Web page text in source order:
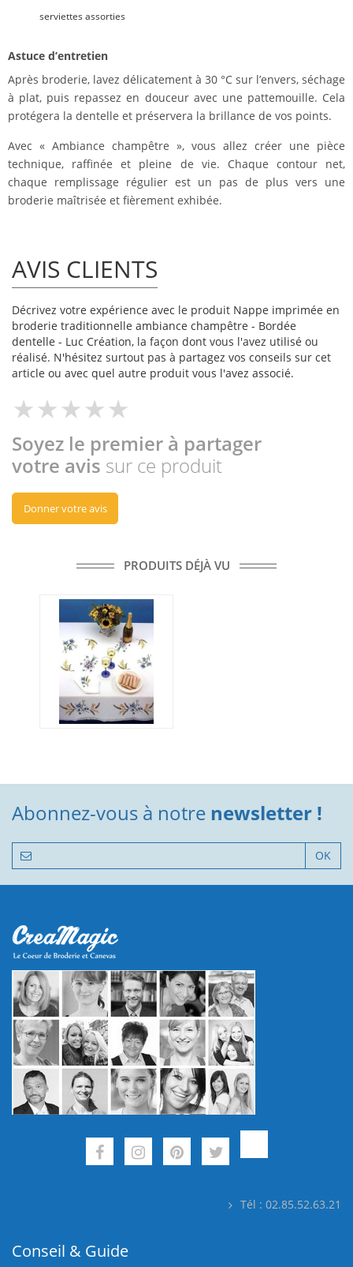
serviettes assorties
Astuce d’entretien
Après broderie, lavez délicatement à 30 °C sur l’envers, séchage
à plat, puis repassez en douceur avec une pattemouille. Cela
protégera la dentelle et préservera la brillance de vos points.
Avec « Ambiance champêtre », vous allez créer une pièce
technique, raffinée et pleine de vie. Chaque contour net,
chaque remplissage régulier est un pas de plus vers une
broderie maîtrisée et fièrement exhibée.
AVIS CLIENTS
Décrivez votre expérience avec le produit Nappe imprimée en
broderie traditionnelle ambiance champêtre - Bordée
dentelle - Luc Création, la façon dont vous l'avez utilisé ou
réalisé. N'hésitez surtout pas à partagez vos conseils sur cet
article ou avec quel autre produit vous l'avez associé.
Soyez le premier à partager
votre avis sur ce produit
Donner votre avis
PRODUITS DÉJÀ VU
Abonnez-vous à notre newsletter !
OK
Tél : 02.85.52.63.21
Conseil & Guide